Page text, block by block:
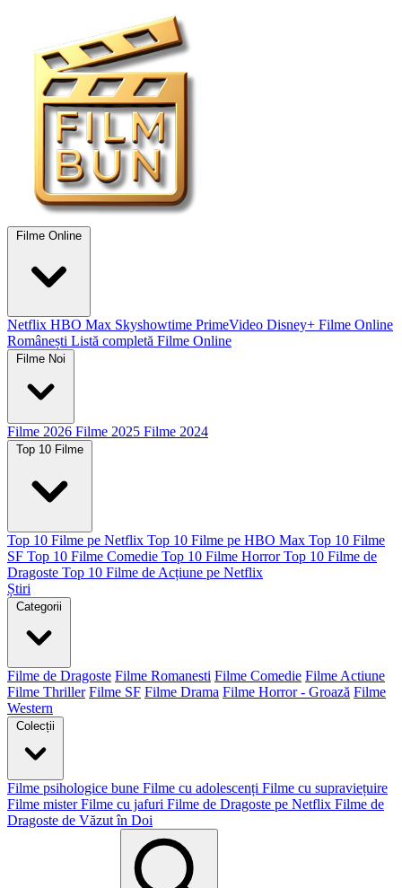
Filme Online
Netflix HBO Max Skyshowtime PrimeVideo Disney+ Filme Online
Românești Listă completă Filme Online
Filme Noi
Filme 2026 Filme 2025 Filme 2024
Top 10 Filme
Top 10 Filme pe Netflix Top 10 Filme pe HBO Max Top 10 Filme
SF Top 10 Filme Comedie Top 10 Filme Horror Top 10 Filme de
Dragoste Top 10 Filme de Acțiune pe Netflix
Știri
Categorii
Filme de Dragoste Filme Romanesti Filme Comedie Filme Actiune
Filme Thriller Filme SF Filme Drama Filme Horror - Groază Filme
Western
Colecții
Filme psihologice bune Filme cu adolescenți Filme cu supraviețuire
Filme mister Filme cu jafuri Filme de Dragoste pe Netflix Filme de
Dragoste de Văzut în Doi